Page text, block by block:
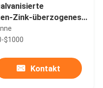
Zink-überzogenes
$1000
Kontakt